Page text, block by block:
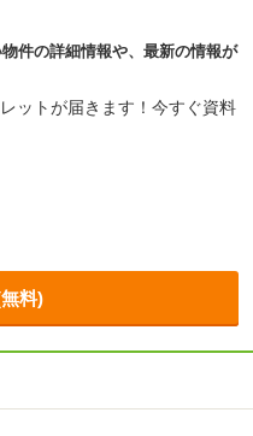
件の詳細情報や、最新の情報が
ットが届きます！今すぐ資料
料)